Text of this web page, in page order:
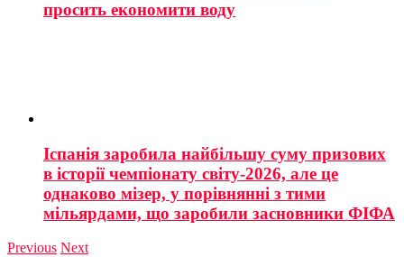
просить економити воду
Іспанія заробила найбільшу суму призових
в історії чемпіонату світу-2026, але це
однаково мізер, у порівнянні з тими
мільярдами, що заробили засновники ФІФА
Previous Next